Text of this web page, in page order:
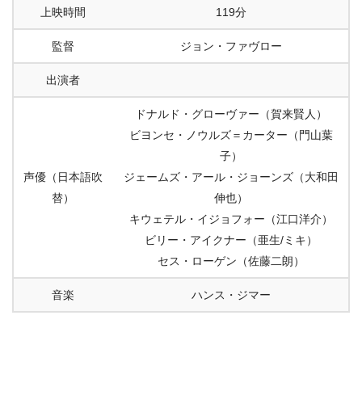
上映時間 119分
監督 ジョン・ファヴロー
出演者
声優（日本語吹
替）
ドナルド・グローヴァー（賀来賢人）
ビヨンセ・ノウルズ＝カーター（門山葉
子）
ジェームズ・アール・ジョーンズ（大和田
伸也）
キウェテル・イジョフォー（江口洋介）
ビリー・アイクナー（亜生/ミキ）
セス・ローゲン（佐藤二朗）
音楽 ハンス・ジマー